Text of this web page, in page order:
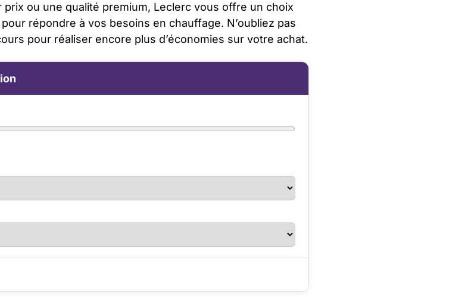
ou une qualité premium, Leclerc vous offre un choix
répondre à vos besoins en chauffage. N’oubliez pas
pour réaliser encore plus d’économies sur votre achat.